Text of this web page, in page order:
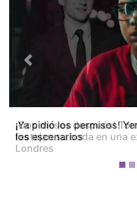
¡Dos meses después!
festejan su boda en una
Londres
Previous